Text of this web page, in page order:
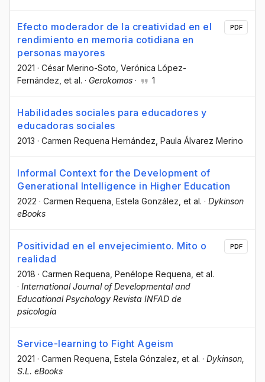
Efecto moderador de la creatividad en el
rendimiento en memoria cotidiana en
personas mayores
2021 · César Merino-Soto , Verónica López-
Fernández , et al. · Gerokomos · 1
PDF
Habilidades sociales para educadores y
educadoras sociales
2013 · Carmen Requena Hernández , Paula Álvarez Merino
Informal Context for the Development of
Generational Intelligence in Higher Education
2022 · Carmen Requena , Estela González , et al. · Dykinson
eBooks
Positividad en el envejecimiento. Mito o
realidad
2018 · Carmen Requena , Penélope Requena , et al.
· International Journal of Developmental and
Educational Psychology Revista INFAD de
psicología
PDF
Service-learning to Fight Ageism
2021 · Carmen Requena , Estela Gónzalez , et al. · Dykinson,
S.L. eBooks